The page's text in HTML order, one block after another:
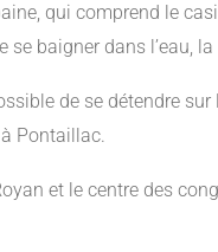
qui comprend le
se baigner dans l’eau,
de se détendre
Pontaillac.
et le centre des